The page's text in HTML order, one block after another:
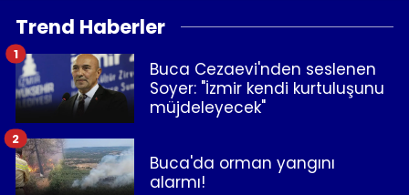
Trend Haberler
Buca Cezaevi'nden seslenen
Soyer: "İzmir kendi kurtuluşunu
müjdeleyecek"
1
Buca'da orman yangını
alarmı!
2